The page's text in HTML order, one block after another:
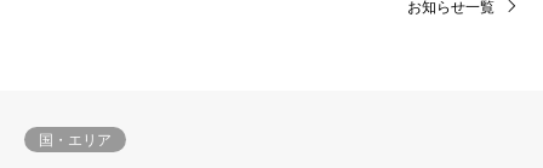
お知らせ一覧
国・エリア